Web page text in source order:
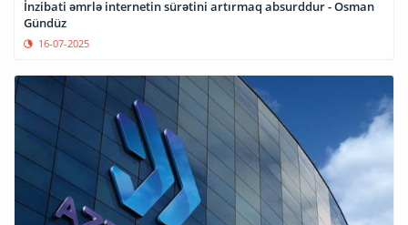
İnzibati əmrlə internetin sürətini artırmaq absurddur - Osman
Gündüz
16-07-2025